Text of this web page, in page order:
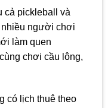
cả pickleball và
người chơi
làm quen
chơi cầu lông,
có lịch thuê theo